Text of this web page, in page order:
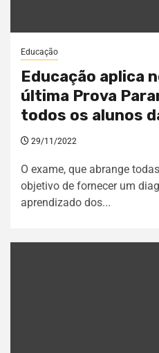
Educação
Educação aplica
última Prova
todos os alunos
29/11/2022
O exame, que abrange
objetivo de fornecer um
aprendizado dos...